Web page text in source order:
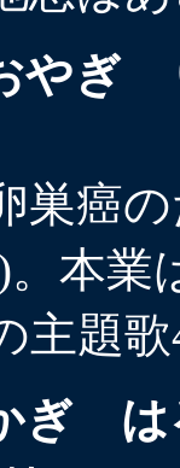
やぎ
巣癌
。本
主題
は